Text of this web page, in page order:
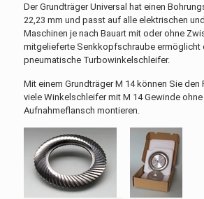
Der Grundträger Universal hat einen
22,23 mm und passt auf alle elektrischen
Maschinen je nach Bauart mit oder ohne
mitgelieferte Senkkopfschraube ermöglicht
pneumatische Turbowinkelschleifer.
Mit einem Grundträger M 14 können Sie den
viele Winkelschleifer mit M 14 Gewinde
Aufnahmeflansch montieren.